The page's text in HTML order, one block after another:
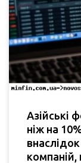
Азійські
ніж на